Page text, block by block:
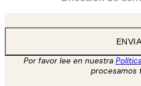
Por favor lee en nuestra
procesamos